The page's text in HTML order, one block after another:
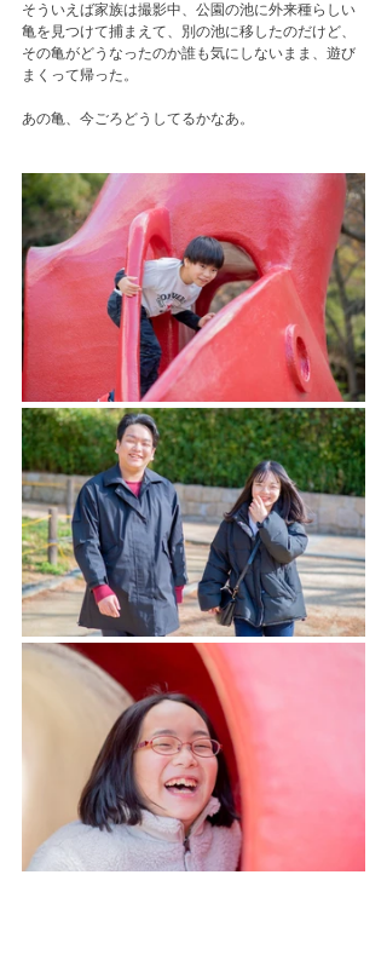
そういえば家族は撮影中、公園の池に外来種らしい
亀を見つけて捕まえて、別の池に移したのだけど、
その亀がどうなったのか誰も気にしないまま、遊び
まくって帰った。
あの亀、今ごろどうしてるかなあ。